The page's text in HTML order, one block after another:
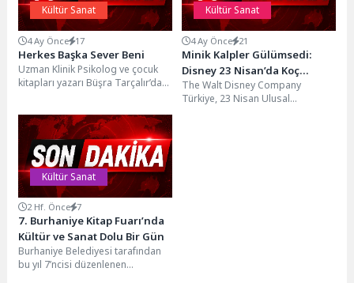
Kültür Sanat
4 Ay Önce 17
Herkes Başka Sever Beni
Uzman Klinik Psikolog ve çocuk
kitapları yazarı Büşra Tarçalır’dan
Kültür Sanat
4 Ay Önce 21
Minik Kalpler Gülümsedi:
Disney 23 Nisan’da Koç
Üniversitesi Hastanesi’nde
Tedavi Gören Çocuklara Neşe
The Walt Disney Company
Türkiye, 23 Nisan Ulusal
Kültür Sanat
2 Hf. Önce 7
7. Burhaniye Kitap Fuarı’nda
Kültür ve Sanat Dolu Bir Gün
Burhaniye Belediyesi tarafından
bu yıl 7’ncisi düzenlenen